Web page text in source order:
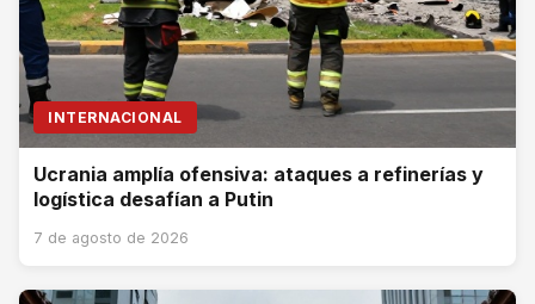
INTERNACIONAL
Ucrania amplía ofensiva: ataques a refinerías y
logística desafían a Putin
7 de agosto de 2026